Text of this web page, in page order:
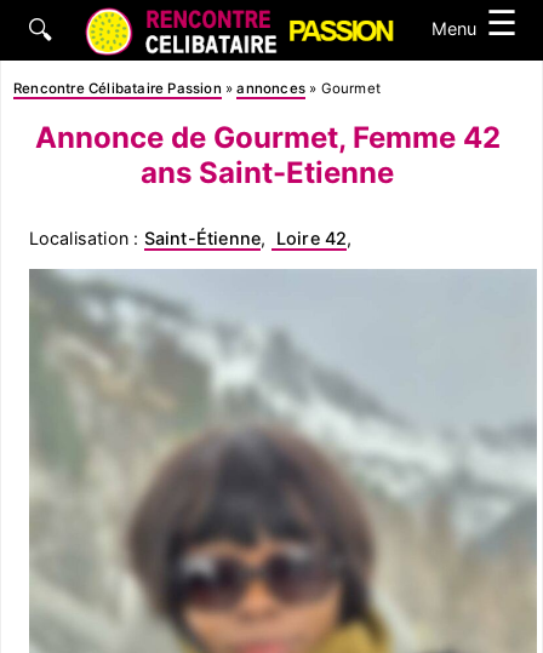
🔍 Menu ☰
Rencontre Célibataire Passion »annonces » Gourmet
Annonce de Gourmet, Femme 42
ans Saint-Etienne
Localisation : Saint-Étienne, Loire 42,